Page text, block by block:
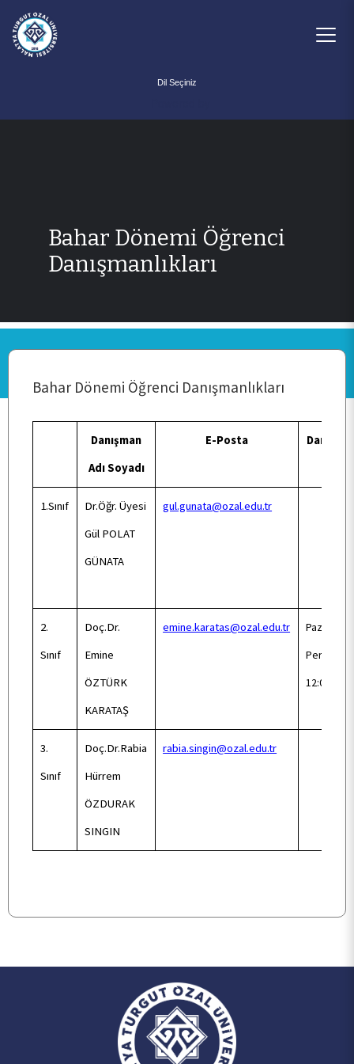
ANA SAYFA
KURUMSAL
ÖĞRENCİ
TOPLUMSAL KATKI
Bahar Dönemi Öğrenci
Danışmanlıkları
Bahar Dönemi Öğrenci Danışmanlıkları
Danışman
Adı Soyadı
E-Posta
1.Sınıf
Dr.Öğr. Üyesi
Gül POLAT
GÜNATA
gul.gunata@ozal.edu.tr
2.
Sınıf
Doç.Dr.
Emine
ÖZTÜRK
KARATAŞ
emine.karatas@ozal.edu.tr
Pazartesi
12:00-
3.
Sınıf
Doç.Dr.Rabia
Hürrem
ÖZDURAK
SINGIN
rabia.singin@ozal.edu.tr